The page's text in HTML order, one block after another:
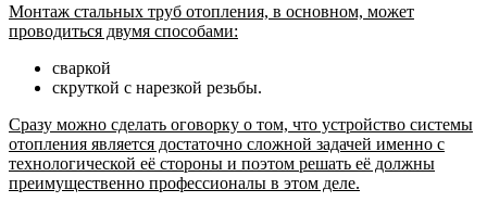
Монтаж стальных труб отопления, в основном, может
проводиться двумя способами:
сваркой
скруткой с нарезкой резьбы.
Сразу можно сделать оговорку о том, что устройство системы
отопления является достаточно сложной задачей именно с
технологической её стороны и поэтом решать её должны
преимущественно профессионалы в этом деле.